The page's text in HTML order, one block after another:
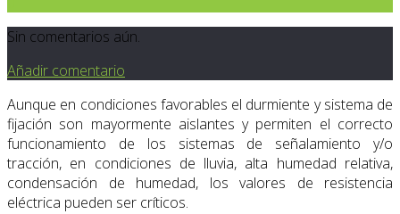
Sin comentarios aún.
Añadir comentario
Aunque en condiciones favorables el durmiente y sistema de
fijación son mayormente aislantes y permiten el correcto
funcionamiento de los sistemas de señalamiento y/o
tracción, en condiciones de lluvia, alta humedad relativa,
condensación de humedad, los valores de resistencia
eléctrica pueden ser críticos.